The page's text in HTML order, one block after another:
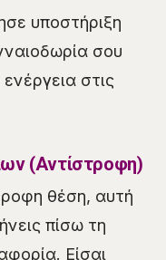
υποστήριξη
σου
στις
(Αντίστροφη)
θέση, αυτή
πίσω τη
Είσαι